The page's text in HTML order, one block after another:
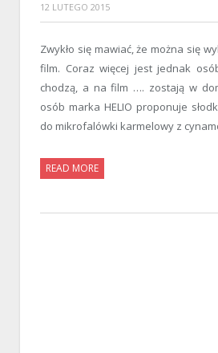
12 LUTEGO 2015
Zwykło się mawiać, że można się
film. Coraz więcej jest jednak
chodzą, a na film …. zostają w
osób marka HELIO proponuje
do mikrofalówki karmelowy z
READ MORE